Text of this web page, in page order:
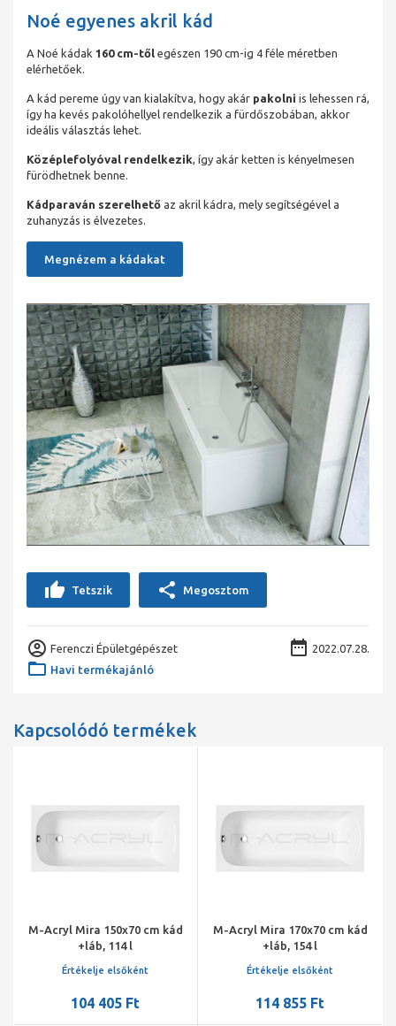
Noé egyenes akril kád
A Noé kádak 160 cm-től egészen 190 cm-ig 4 féle méretben
elérhetőek.
A kád pereme úgy van kialakítva, hogy akár pakolni is lehessen rá,
így ha kevés pakolóhellyel rendelkezik a fürdőszobában, akkor
ideális választás lehet.
Középlefolyóval rendelkezik , így akár ketten is kényelmesen
fürödhetnek benne.
Kádparaván szerelhető az akril kádra, mely segítségével a
zuhanyzás is élvezetes.
Megnézem a kádakat
Tetszik Megosztom
Ferenczi Épületgépészet
2022.07.28.
Havi termékajánló
Kapcsolódó termékek
M-Acryl Mira 150x70 cm kád
+láb, 114 l
Értékelje elsőként
104 405 Ft
M-Acryl Mira 170x70 cm kád
+láb, 154 l
Értékelje elsőként
114 855 Ft